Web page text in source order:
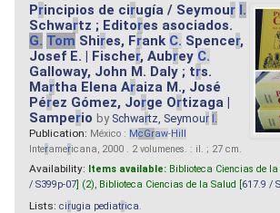
Principios de cirugía / Seymour I.
Schwartz ; Editores asociados.
G. Tom Shires, Frank C. Spencer,
Josef E. | Fischer, Aubrey C.
Galloway, John M. Daly ; trs.
Martha Elena Araiza M., José
Pérez Gómez, Jorge Ortizaga |
Samperio by Schwartz, Seymour I.
Publication: México : McGraw-Hill
Interamericana, 2000 . 2 volumenes. : il. ; 27 cm.
Availability: Items available: Biblioteca Ciencias de
/ S399p-07 ] (2), Biblioteca Ciencias de la Salud [ 617.9 /
Lists: cirugia pediatrica